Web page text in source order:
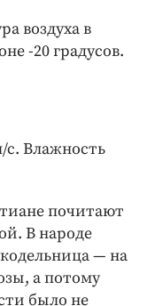
воздуха в
-20 градусов.
с. Влажность
почитают
В народе
— на
а потому
было не